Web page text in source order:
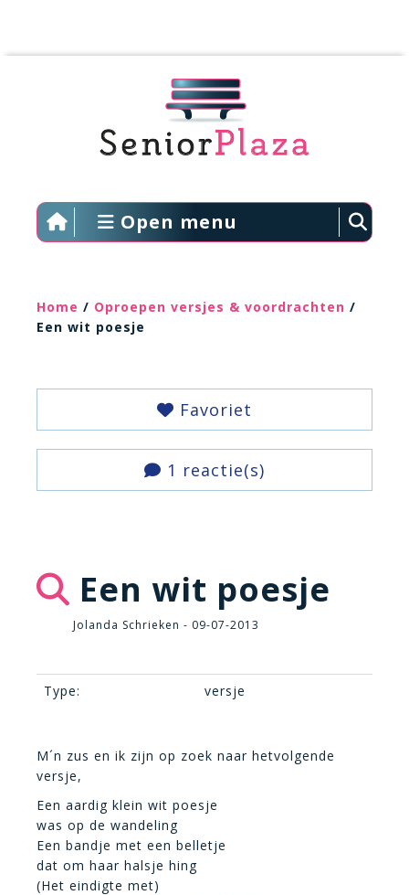
Open menu
Home / Oproepen versjes & voordrachten /
Een wit poesje
Favoriet
1 reactie(s)
Een wit poesje
Jolanda Schrieken - 09-07-2013
Type: versje
M´n zus en ik zijn op zoek naar hetvolgende
versje,
Een aardig klein wit poesje
was op de wandeling
Een bandje met een belletje
dat om haar halsje hing
(Het eindigte met)